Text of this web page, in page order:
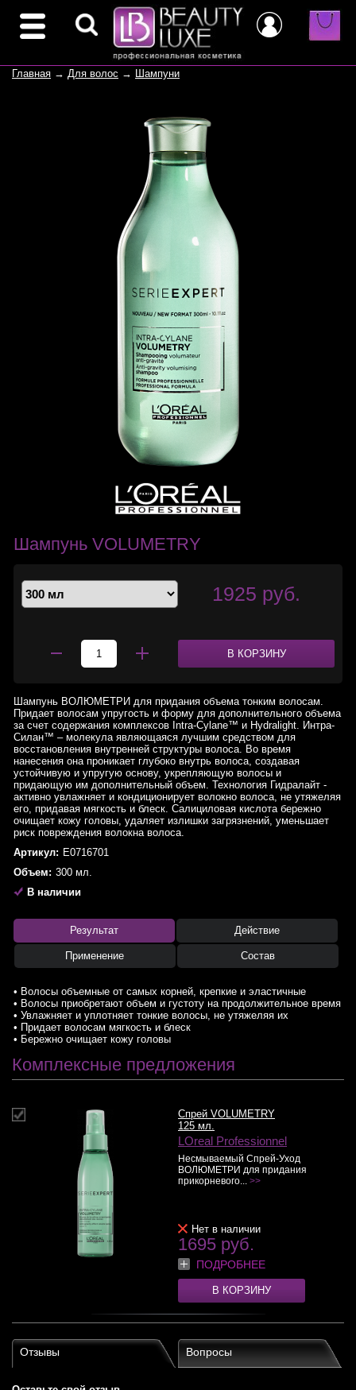
Главная → Для волос → Шампуни
Шампунь VOLUMETRY
1925 руб.
В КОРЗИНУ
Шампунь ВОЛЮМЕТРИ для придания объема тонким волосам.
Придает волосам упругость и форму для дополнительного объема
за счет содержания комплексов Intra-Cylane™ и Hydralight. Интра-
Силан™ – молекула являющаяся лучшим средством для
восстановления внутренней структуры волоса. Во время
нанесения она проникает глубоко внутрь волоса, создавая
устойчивую и упругую основу, укрепляющую волосы и
придающую им дополнительный объем. Технология Гидралайт -
активно увлажняет и кондиционирует волокно волоса, не утяжеляя
его, придавая мягкость и блеск. Салициловая кислота бережно
очищает кожу головы, удаляет излишки загрязнений, уменьшает
риск повреждения волокна волоса.
Артикул: E0716701
Объем: 300 мл.
В наличии
Результат Действие
Применение Состав
• Волосы объемные от самых корней, крепкие и эластичные
• Волосы приобретают объем и густоту на продолжительное время
• Увлажняет и уплотняет тонкие волосы, не утяжеляя их
• Придает волосам мягкость и блеск
• Бережно очищает кожу головы
Комплексные предложения
Спрей VOLUMETRY
125 мл.
LOreal Professionnel
Несмываемый Спрей-Уход
ВОЛЮМЕТРИ для придания
прикорневого... >>
Нет в наличии
1695 руб.
ПОДРОБНЕЕ
В КОРЗИНУ
Отзывы Вопросы